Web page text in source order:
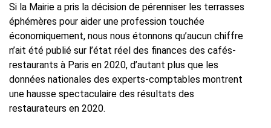
Si la Mairie a pris la décision de pérenniser les terrasses
éphémères pour aider une profession touchée
économiquement, nous nous étonnons qu’aucun chiffre
n’ait été publié sur l’état réel des finances des cafés-
restaurants à Paris en 2020, d’autant plus que les
données nationales des experts-comptables montrent
une hausse spectaculaire des résultats des
restaurateurs en 2020.